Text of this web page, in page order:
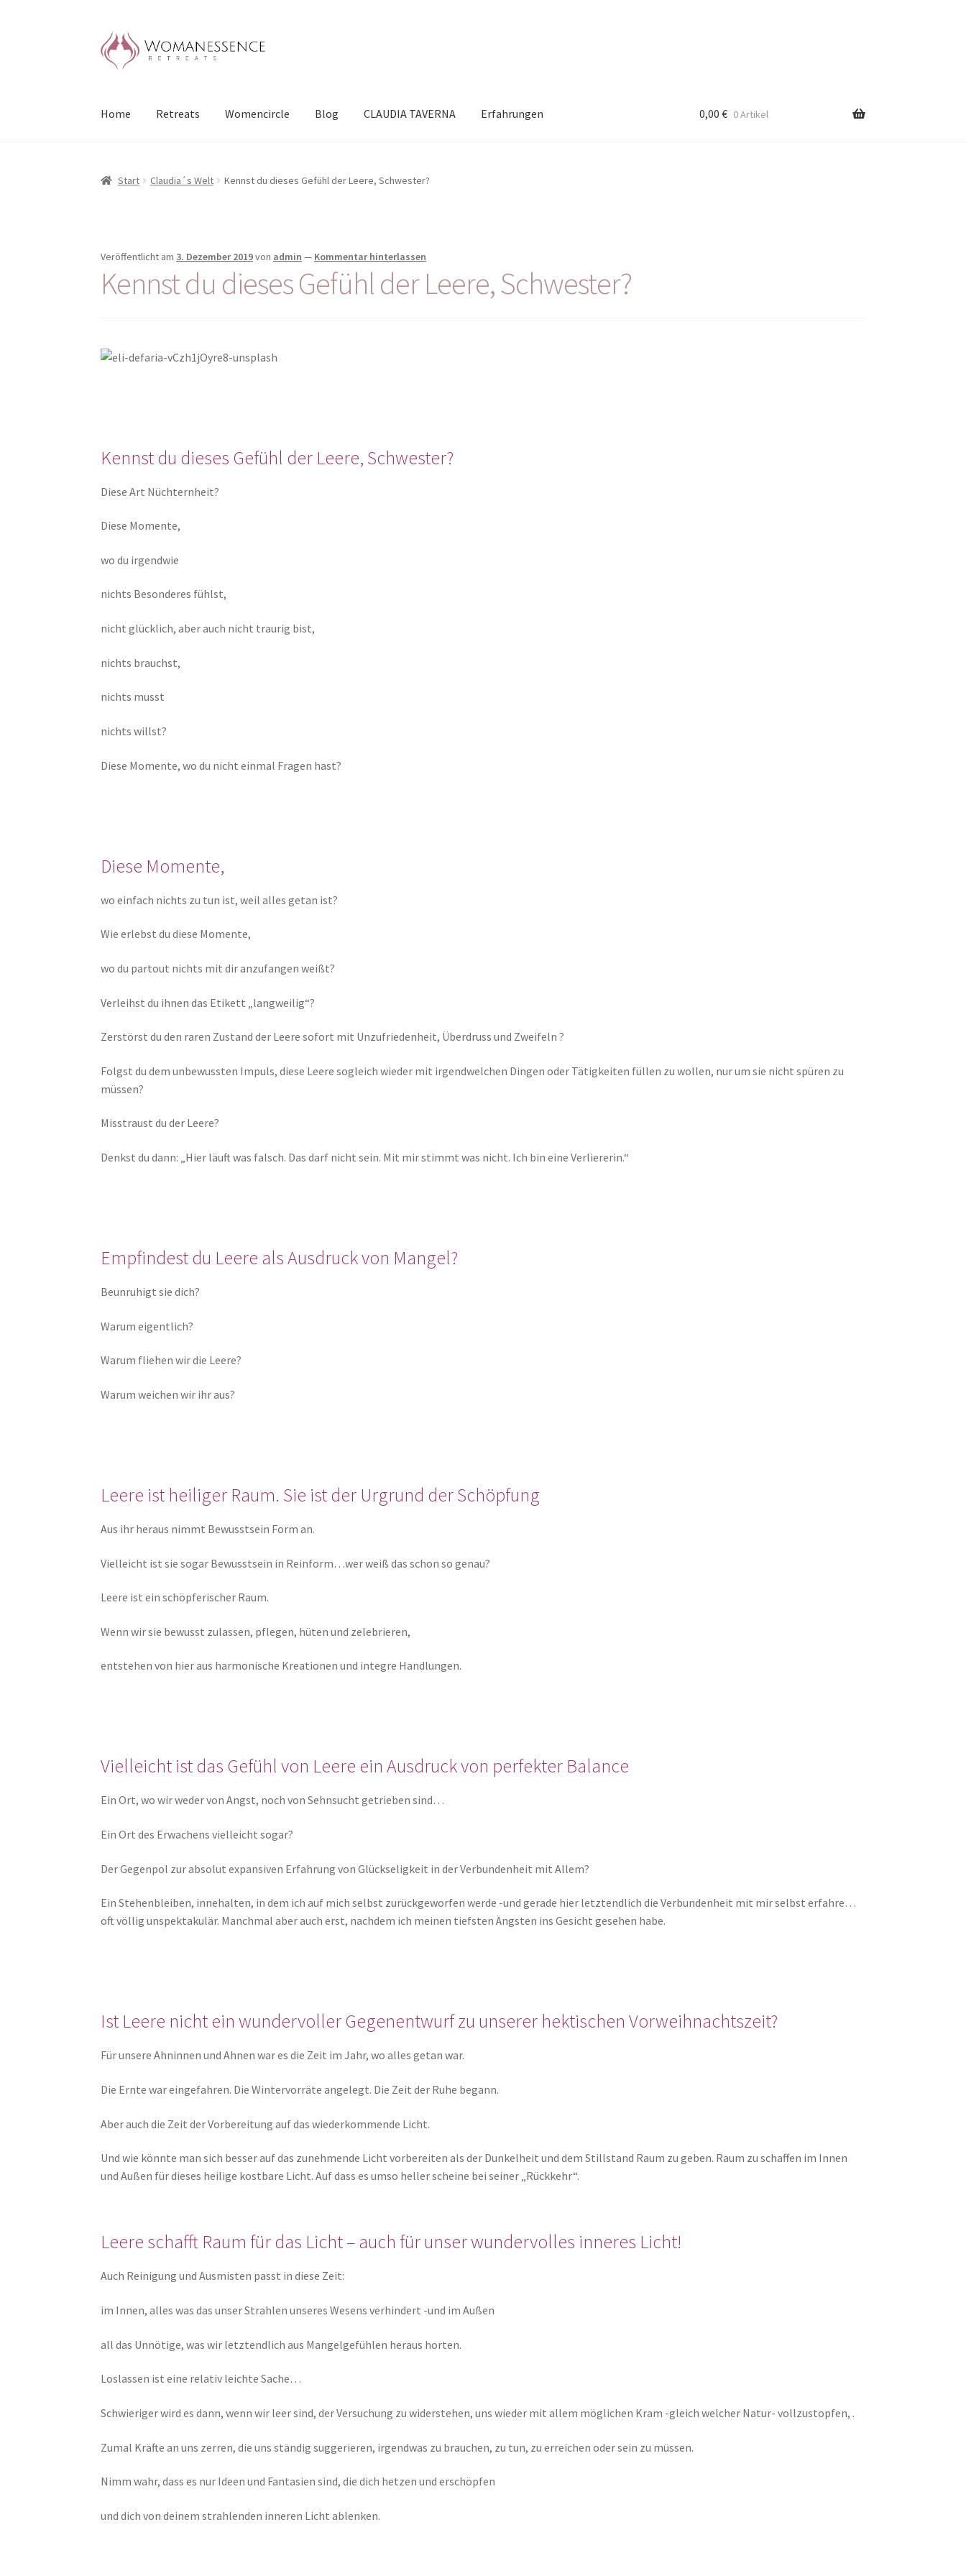
Zur
Navigation
springen
Zum
Inhalt
springen
Home Retreats Womencircle Blog CLAUDIA TAVERNA Erfahrungen 0,00 € 0 Artikel
Start Claudia´s Welt Kennst du dieses Gefühl der Leere, Schwester?
Veröffentlicht am 3. Dezember 2019von admin — Kommentar hinterlassen
Kennst du dieses Gefühl der Leere, Schwester?
Kennst du dieses Gefühl der Leere, Schwester?
Diese Art Nüchternheit?
Diese Momente,
wo du irgendwie
nichts Besonderes fühlst,
nicht glücklich, aber auch nicht traurig bist,
nichts brauchst,
nichts musst
nichts willst?
Diese Momente, wo du nicht einmal Fragen hast?
Diese Momente,
wo einfach nichts zu tun ist, weil alles getan ist?
Wie erlebst du diese Momente,
wo du partout nichts mit dir anzufangen weißt?
Verleihst du ihnen das Etikett „langweilig“?
Zerstörst du den raren Zustand der Leere sofort mit Unzufriedenheit, Überdruss und Zweifeln ?
Folgst du dem unbewussten Impuls, diese Leere sogleich wieder mit irgendwelchen Dingen oder Tätigkeiten füllen zu wollen, nur um sie nicht spüren zu
müssen?
Misstraust du der Leere?
Denkst du dann: „Hier läuft was falsch. Das darf nicht sein. Mit mir stimmt was nicht. Ich bin eine Verliererin.“
Empfindest du Leere als Ausdruck von Mangel?
Beunruhigt sie dich?
Warum eigentlich?
Warum fliehen wir die Leere?
Warum weichen wir ihr aus?
Leere ist heiliger Raum. Sie ist der Urgrund der Schöpfung
Aus ihr heraus nimmt Bewusstsein Form an.
Vielleicht ist sie sogar Bewusstsein in Reinform…wer weiß das schon so genau?
Leere ist ein schöpferischer Raum.
Wenn wir sie bewusst zulassen, pflegen, hüten und zelebrieren,
entstehen von hier aus harmonische Kreationen und integre Handlungen.
Vielleicht ist das Gefühl von Leere ein Ausdruck von perfekter Balance
Ein Ort, wo wir weder von Angst, noch von Sehnsucht getrieben sind…
Ein Ort des Erwachens vielleicht sogar?
Der Gegenpol zur absolut expansiven Erfahrung von Glückseligkeit in der Verbundenheit mit Allem?
Ein Stehenbleiben, innehalten, in dem ich auf mich selbst zurückgeworfen werde -und gerade hier letztendlich die Verbundenheit mit mir selbst erfahre…
oft völlig unspektakulär. Manchmal aber auch erst, nachdem ich meinen tiefsten Ängsten ins Gesicht gesehen habe.
Ist Leere nicht ein wundervoller Gegenentwurf zu unserer hektischen Vorweihnachtszeit?
Für unsere Ahninnen und Ahnen war es die Zeit im Jahr, wo alles getan war.
Die Ernte war eingefahren. Die Wintervorräte angelegt. Die Zeit der Ruhe begann.
Aber auch die Zeit der Vorbereitung auf das wiederkommende Licht.
Und wie könnte man sich besser auf das zunehmende Licht vorbereiten als der Dunkelheit und dem Stillstand Raum zu geben. Raum zu schaffen im Innen
und Außen für dieses heilige kostbare Licht. Auf dass es umso heller scheine bei seiner „Rückkehr“.
Leere schafft Raum für das Licht – auch für unser wundervolles inneres Licht!
Auch Reinigung und Ausmisten passt in diese Zeit:
im Innen, alles was das unser Strahlen unseres Wesens verhindert -und im Außen
all das Unnötige, was wir letztendlich aus Mangelgefühlen heraus horten.
Loslassen ist eine relativ leichte Sache…
Schwieriger wird es dann, wenn wir leer sind, der Versuchung zu widerstehen, uns wieder mit allem möglichen Kram -gleich welcher Natur- vollzustopfen, .
Zumal Kräfte an uns zerren, die uns ständig suggerieren, irgendwas zu brauchen, zu tun, zu erreichen oder sein zu müssen.
Nimm wahr, dass es nur Ideen und Fantasien sind, die dich hetzen und erschöpfen
und dich von deinem strahlenden inneren Licht ablenken.